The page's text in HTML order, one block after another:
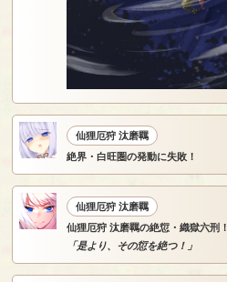
仙狸厄狩 汰磨羈
絶界・白旺圏の発動に失敗！
仙狸厄狩 汰磨羈
仙狸厄狩 汰磨羈の絶愆・織獄六刑！
「是より、その愆を絶つ！」